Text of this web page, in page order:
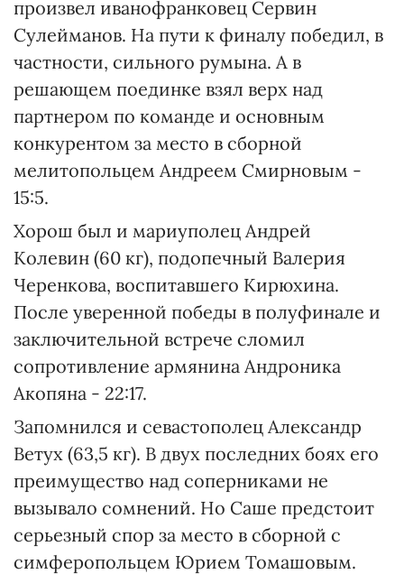
произвел иванофранковец Сервин
Сулейманов. На пути к финалу победил, в
частности, сильного румына. А в
решающем поединке взял верх над
партнером по команде и основным
конкурентом за место в сборной
мелитопольцем Андреем Смирновым -
15:5.
Хорош был и мариуполец Андрей
Колевин (60 кг), подопечный Валерия
Черенкова, воспитавшего Кирюхина.
После уверенной победы в полуфинале и
заключительной встрече сломил
сопротивление армянина Андроника
Акопяна - 22:17.
Запомнился и севастополец Александр
Ветух (63,5 кг). В двух последних боях его
преимущество над соперниками не
вызывало сомнений. Но Саше предстоит
серьезный спор за место в сборной с
симферопольцем Юрием Томашовым.